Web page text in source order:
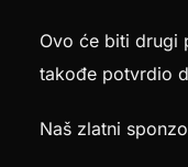
Ovo će biti drugi
takođe potvrdio
Naš zlatni